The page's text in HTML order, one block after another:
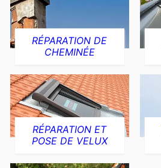
RÉPARATION DE
CHEMINÉE
RÉPARATION ET
POSE DE VELUX